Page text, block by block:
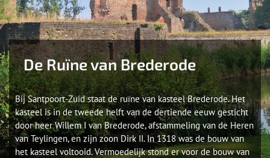
De Ruïne van Brederode
Bij Santpoort-Zuid staat de ruïne van kasteel Brederode. Het
kasteel is in de tweede helft van de dertiende eeuw gesticht
door heer Willem I van Brederode, afstammeling van de Heren
van Teylingen, en zijn zoon Dirk II. In 1318 was de bouw van
het kasteel voltooid. Vermoedelijk stond er voor de bouw van